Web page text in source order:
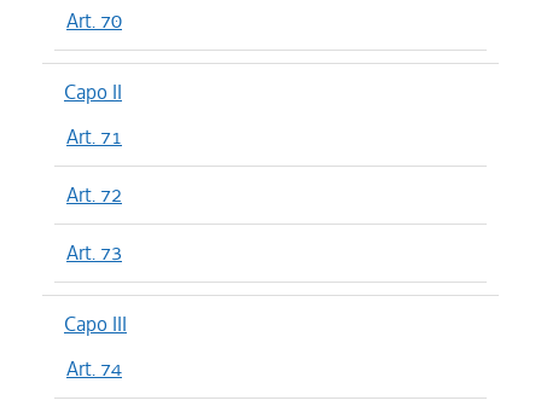
Art. 70
Capo II
Art. 71
Art. 72
Art. 73
Capo III
Art. 74